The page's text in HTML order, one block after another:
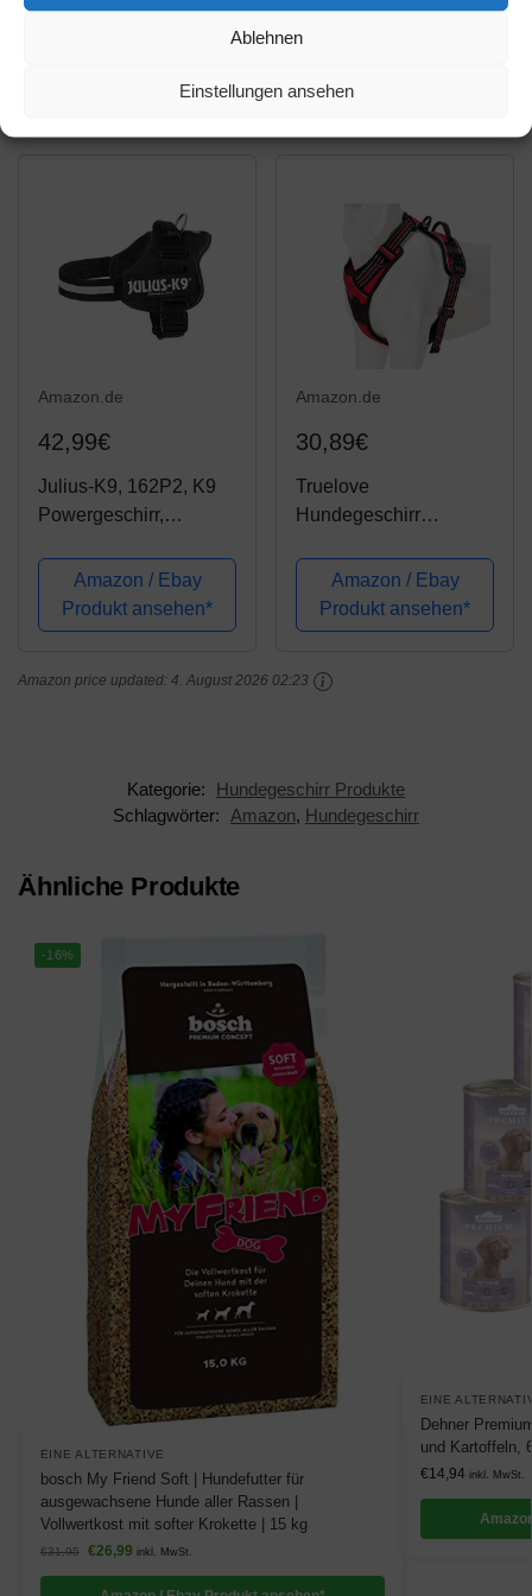
Ablehnen
Einstellungen ansehen
Brustgeschirr No Pull
Auto Dog Harness
Produkt ansehen*
Produkt ansehen*
Amazon.de
42,99€
Julius-K9, 162P2, K9
Powergeschirr,
XL/2, schwarz
Amazon / Ebay
Produkt ansehen*
Amazon.de
30,89€
Truelove
Hundegeschirr
Zerren, reflektierende
Nähte sorgen für
Sichtbarkeit in der
Freien, groß
Amazon / Ebay
Produkt ansehen*
Amazon price updated: 4. August 2026 02:23
Kategorie:
Hundegeschirr Produkte
Schlagwörter:
Amazon, Hundegeschirr
Ähnliche Produkte
-16%
EINE ALTERNATIVE
bosch My Friend Soft | Hundefutter für
ausgewachsene Hunde aller Rassen |
Vollwertkost mit softer Krokette | 15 kg
€31,95 €26,99 inkl. MwSt.
EINE
Dehner
und Kartoffeln,
€14,94 inkl. MwSt.